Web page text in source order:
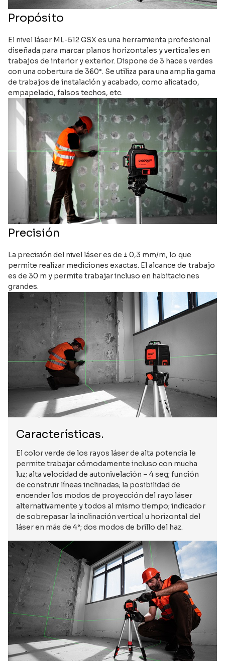
Propósito
El nivel láser ML-512 GSX es una herramienta profesional
diseñada para marcar planos horizontales y verticales en
trabajos de interior y exterior. Dispone de 3 haces verdes
con una cobertura de 360°. Se utiliza para una amplia gama
de trabajos de instalación y acabado, como alicatado,
empapelado, falsos techos, etc.
Precisión
La precisión del nivel láser es de ± 0,3 mm/m, lo que
permite realizar mediciones exactas. El alcance de trabajo
es de 30 m y permite trabajar incluso en habitaciones
grandes.
Características.
El color verde de los rayos láser de alta potencia le
permite trabajar cómodamente incluso con mucha
luz; alta velocidad de autonivelación – 4 seg; función
de construir líneas inclinadas; la posibilidad de
encender los modos de proyección del rayo láser
alternativamente y todos al mismo tiempo; indicador
de sobrepasar la inclinación vertical u horizontal del
láser en más de 4°; dos modos de brillo del haz.